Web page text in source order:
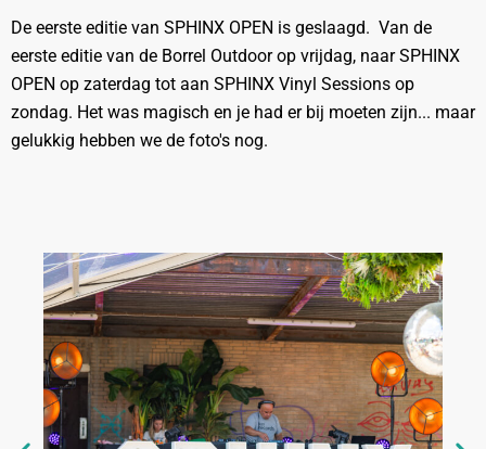
De eerste editie van SPHINX OPEN is geslaagd. Van de
eerste editie van de Borrel Outdoor op vrijdag, naar SPHINX
OPEN op zaterdag tot aan SPHINX Vinyl Sessions op
zondag. Het was magisch en je had er bij moeten zijn... maar
gelukkig hebben we de foto's nog.